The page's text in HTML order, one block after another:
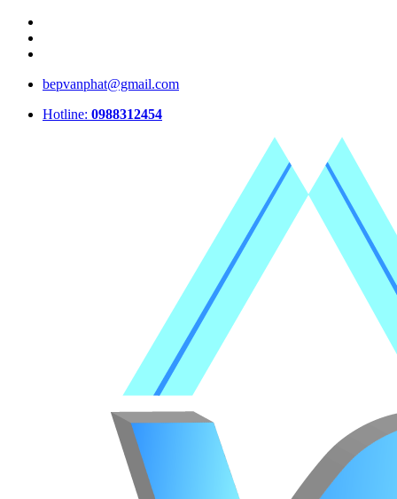
bepvanphat@gmail.com
Hotline: 0988312454